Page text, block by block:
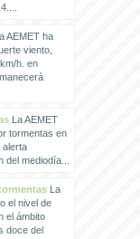
AEMET ha
viento,
h. en
La AEMET
tormentas en
alerta
mediodía...
La
el nivel de
el ámbito
doce del